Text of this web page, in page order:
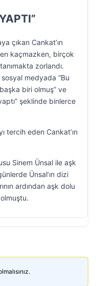
çıkan Cankat’ın
kaçmazken, birçok
zorlandı.
sosyal medyada “Bu
biri olmuş” ve
şeklinde binlerce
tercih eden Cankat’ın
Sinem Ünsal ile aşk
Ünsal’ın dizi
ardından aşk dolu